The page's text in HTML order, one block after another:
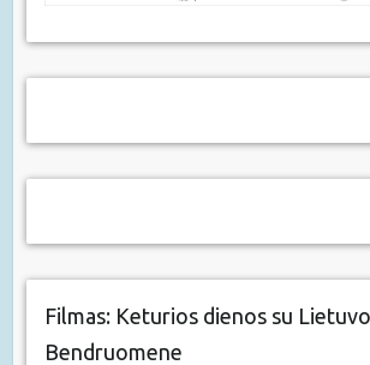
Filmas: Keturios dienos su
Bendruomene